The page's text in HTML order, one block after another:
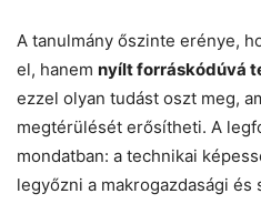
A tanulmány őszinte erénye,
el, hanem nyílt forráskódúvá
ezzel olyan tudást oszt meg,
megtérülését erősítheti. A
mondatban: a technikai
legyőzni a makrogazdasági és